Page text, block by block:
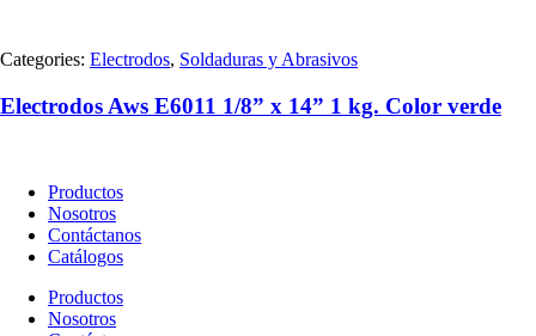
Categories: Electrodos, Soldaduras y Abrasivos
Electrodos Aws E6011 1/8” x 14” 1 kg. Color verde
Productos
Nosotros
Contáctanos
Catálogos
Productos
Nosotros